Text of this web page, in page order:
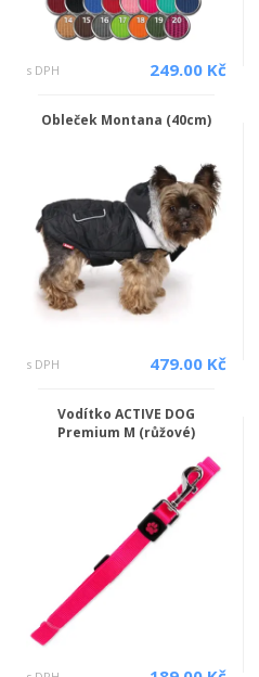
s DPH 249.00 Kč
Obleček Montana (40cm)
s DPH 479.00 Kč
Vodítko ACTIVE DOG
Premium M (růžové)